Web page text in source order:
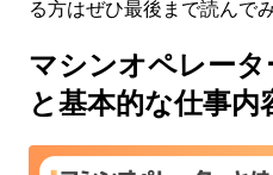
る方はぜひ最後まで読んで
マシンオペレー
と基本的な仕事内